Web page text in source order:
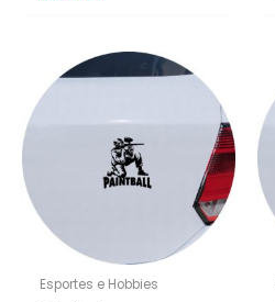
Esportes e Hobbies